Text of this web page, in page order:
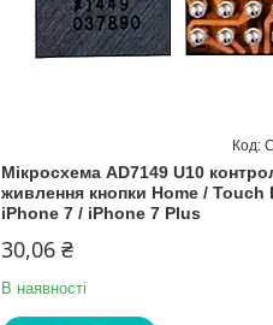
Мікросхема AD7149 U10
живлення кнопки Home / Touch
iPhone 7 / iPhone 7 Plus
30,06 ₴
В наявності